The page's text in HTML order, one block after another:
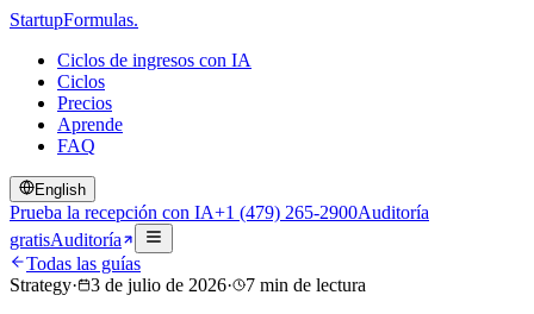
StartupFormulas.
Ciclos de ingresos con IA
Ciclos
Precios
Aprende
FAQ
English
Prueba la recepción con IA+1 (479) 265-2900Auditoría
gratisAuditoría
Todas las guías
Strategy· 3 de julio de 2026· 7 min de lectura